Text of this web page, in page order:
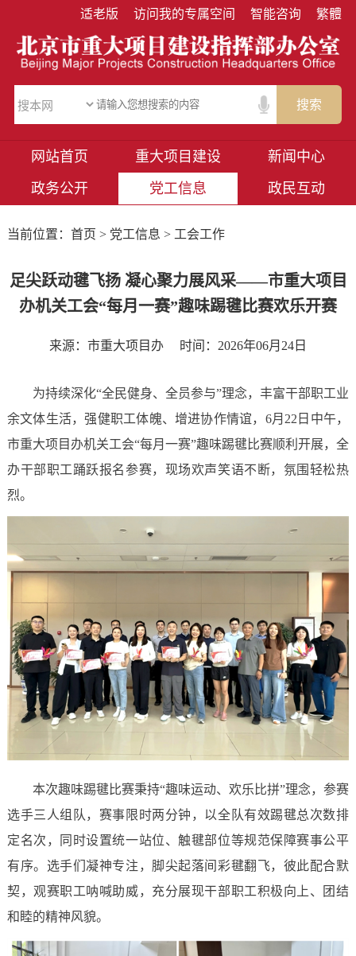
适老版 访问我的专属空间 智能咨询 繁體
搜索
网站首页 重大项目建设
新闻中心
政务公开
党工信息 政民互动
当前位置： 首页 > 党工信息 > 工会工作
足尖跃动毽飞扬 凝心聚力展风采——市重大项目
办机关工会“每月一赛”趣味踢毽比赛欢乐开赛
来源：市重大项目办 时间：2026年06月24日
为持续深化“全民健身、全员参与”理念，丰富干部职工业
余文体生活，强健职工体魄、增进协作情谊，6月22日中午，
市重大项目办机关工会“每月一赛”趣味踢毽比赛顺利开展，全
办干部职工踊跃报名参赛，现场欢声笑语不断，氛围轻松热
烈。
本次趣味踢毽比赛秉持“趣味运动、欢乐比拼”理念，参赛
选手三人组队，赛事限时两分钟，以全队有效踢毽总次数排
定名次，同时设置统一站位、触毽部位等规范保障赛事公平
有序。选手们凝神专注，脚尖起落间彩毽翻飞，彼此配合默
契，观赛职工呐喊助威，充分展现干部职工积极向上、团结
和睦的精神风貌。